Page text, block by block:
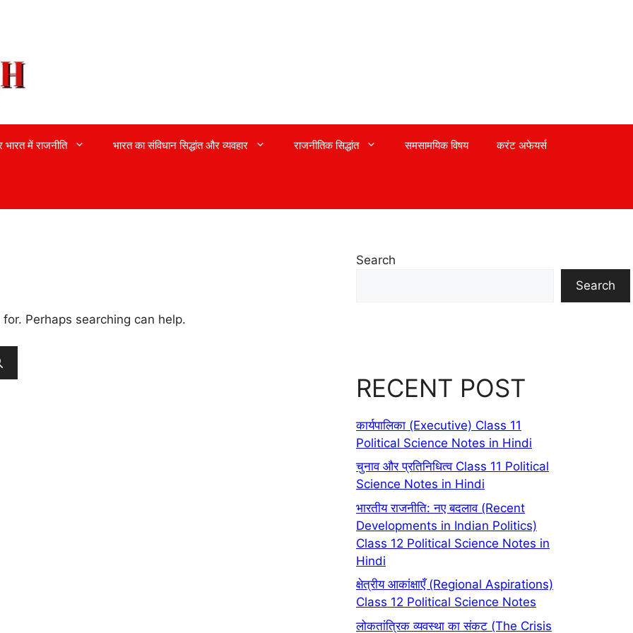
भारत में राजनीति भारत का संविधान सिद्धांत और व्यवहार राजनीतिक सिद्धांत समसामयिक विषय करंट अफेयर्स
Perhaps searching can help.
Search
Search
RECENT POST
कार्यपालिका (Executive) Class 11
Political Science Notes in Hindi
चुनाव और प्रतिनिधित्व Class 11 Political
Science Notes in Hindi
भारतीय राजनीति: नए बदलाव (Recent
Developments in Indian Politics)
Class 12 Political Science Notes in
Hindi
क्षेत्रीय आकांक्षाएँ (Regional Aspirations)
Class 12 Political Science Notes
लोकतांत्रिक व्यवस्था का संकट (The Crisis